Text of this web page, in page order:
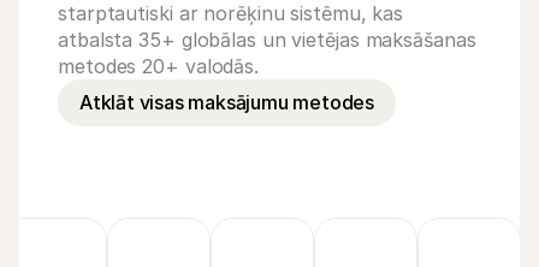
starptautiski ar norēķinu sistēmu, kas
atbalsta 35+ globālas un vietējas maksāšanas
metodes 20+ valodās.
Atklāt visas maksājumu metodes